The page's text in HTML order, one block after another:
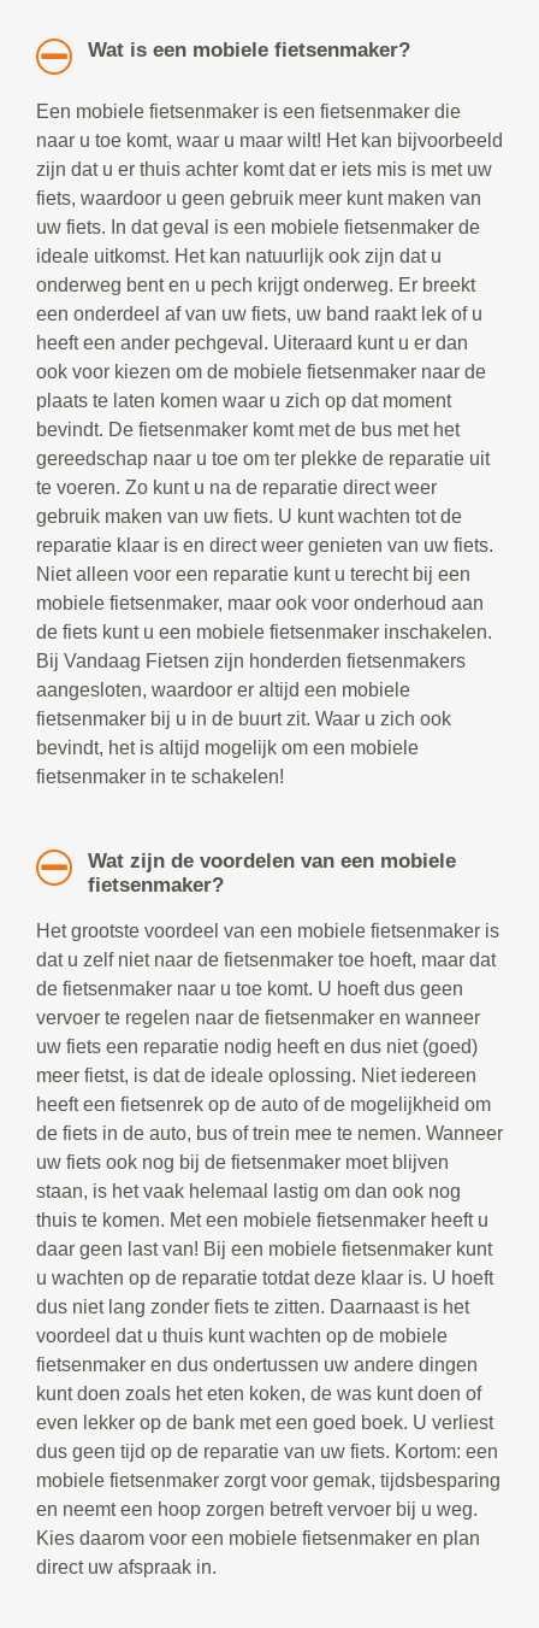
Wat is een mobiele fietsenmaker?
Een mobiele fietsenmaker is een fietsenmaker die
naar u toe komt, waar u maar wilt! Het kan bijvoorbeeld
zijn dat u er thuis achter komt dat er iets mis is met uw
fiets, waardoor u geen gebruik meer kunt maken van
uw fiets. In dat geval is een mobiele fietsenmaker de
ideale uitkomst. Het kan natuurlijk ook zijn dat u
onderweg bent en u pech krijgt onderweg. Er breekt
een onderdeel af van uw fiets, uw band raakt lek of u
heeft een ander pechgeval. Uiteraard kunt u er dan
ook voor kiezen om de mobiele fietsenmaker naar de
plaats te laten komen waar u zich op dat moment
bevindt. De fietsenmaker komt met de bus met het
gereedschap naar u toe om ter plekke de reparatie uit
te voeren. Zo kunt u na de reparatie direct weer
gebruik maken van uw fiets. U kunt wachten tot de
reparatie klaar is en direct weer genieten van uw fiets.
Niet alleen voor een reparatie kunt u terecht bij een
mobiele fietsenmaker, maar ook voor onderhoud aan
de fiets kunt u een mobiele fietsenmaker inschakelen.
Bij Vandaag Fietsen zijn honderden fietsenmakers
aangesloten, waardoor er altijd een mobiele
fietsenmaker bij u in de buurt zit. Waar u zich ook
bevindt, het is altijd mogelijk om een mobiele
fietsenmaker in te schakelen!
Wat zijn de voordelen van een mobiele
fietsenmaker?
Het grootste voordeel van een mobiele fietsenmaker is
dat u zelf niet naar de fietsenmaker toe hoeft, maar dat
de fietsenmaker naar u toe komt. U hoeft dus geen
vervoer te regelen naar de fietsenmaker en wanneer
uw fiets een reparatie nodig heeft en dus niet (goed)
meer fietst, is dat de ideale oplossing. Niet iedereen
heeft een fietsenrek op de auto of de mogelijkheid om
de fiets in de auto, bus of trein mee te nemen. Wanneer
uw fiets ook nog bij de fietsenmaker moet blijven
staan, is het vaak helemaal lastig om dan ook nog
thuis te komen. Met een mobiele fietsenmaker heeft u
daar geen last van! Bij een mobiele fietsenmaker kunt
u wachten op de reparatie totdat deze klaar is. U hoeft
dus niet lang zonder fiets te zitten. Daarnaast is het
voordeel dat u thuis kunt wachten op de mobiele
fietsenmaker en dus ondertussen uw andere dingen
kunt doen zoals het eten koken, de was kunt doen of
even lekker op de bank met een goed boek. U verliest
dus geen tijd op de reparatie van uw fiets. Kortom: een
mobiele fietsenmaker zorgt voor gemak, tijdsbesparing
en neemt een hoop zorgen betreft vervoer bij u weg.
Kies daarom voor een mobiele fietsenmaker en plan
direct uw afspraak in.